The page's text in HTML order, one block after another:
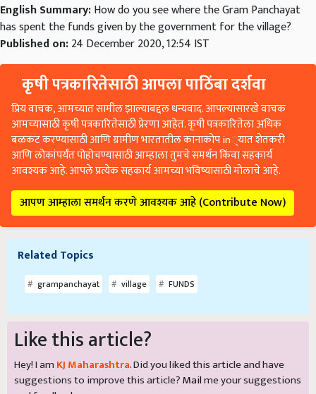
English Summary:How do you see where the Gram Panchayat
has spent the funds given by the government for the village?
Published on:24 December 2020, 12:54 IST
कृषी पत्रकारितेसाठी आपला पाठिंबा दर्शवा
प्रिय वाचक, आमच्यात सामील झाल्याबद्दल धन्यवाद. आपल्यासारखे वाचक
आमच्यासाठी कृषी पत्रकारितेसाठी प्रेरणा आहेत. कृषी पत्रकारितेला अधिक
बळकट करण्यासाठी आणि ग्रामीण भारतातील कानाकोप in्यात शेतकरी
आणि लोकांपर्यंत पोहोचण्यासाठी आम्हाला तुमचे समर्थन किंवा सहकार्य
आवश्यक आहे. आपले प्रत्येक सहकार्य आमच्या भविष्यासाठी मोलाचे आहे.
आपण आम्हाला समर्थन करणे आवश्यक आहे (Contribute Now)
Related Topics
grampanchayat village FUNDS
Like this article?
Hey! I am KJ Maharashtra. Did you liked this article and have
suggestions to improve this article?Mailme your suggestions